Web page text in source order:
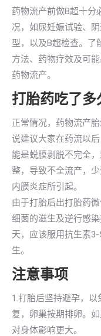
药物流产前做B超十分
况，如尿妊娠试验、
型，以及B超检查。了
方法、药物疗效及可
药物流产。
打胎药吃了多
正常情况，药物流产
说建议大家在药流以
能是蜕膜剥脱不完全
整，导致不全流产，
内膜炎症所引起。
由于打胎后出打胎药
细菌的滋生及逆行感
天，应该服用抗生素
生。
注意事项
1.打胎后坚持避孕，
复，卵巢按期排卵。
对身体影响更大。